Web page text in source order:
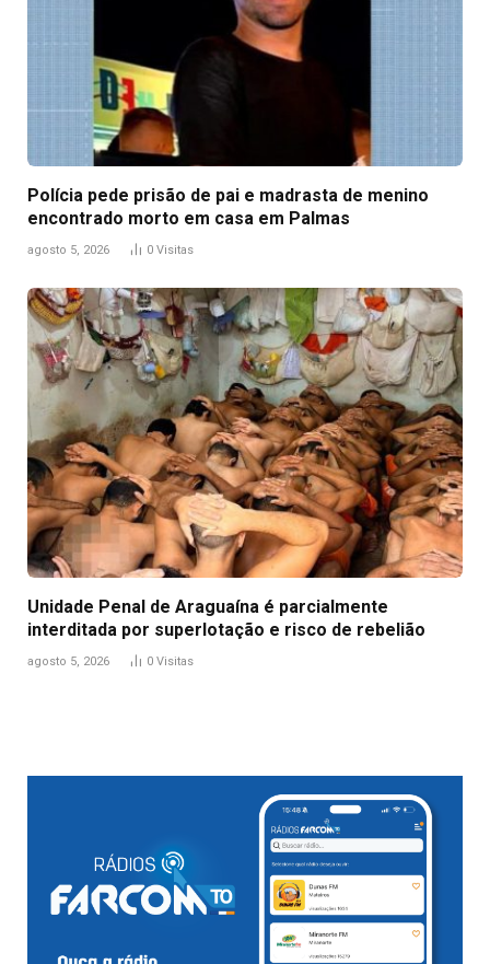
Polícia pede prisão de pai e madrasta de menino
encontrado morto em casa em Palmas
agosto 5, 2026 0 Visitas
Unidade Penal de Araguaína é parcialmente
interditada por superlotação e risco de rebelião
agosto 5, 2026 0 Visitas